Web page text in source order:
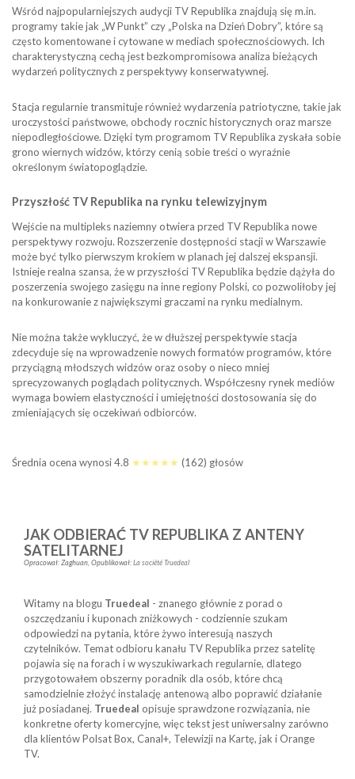
Wśród najpopularniejszych audycji TV Republika znajdują się m.in.
programy takie jak „W Punkt” czy „Polska na Dzień Dobry”, które są
często komentowane i cytowane w mediach społecznościowych. Ich
charakterystyczną cechą jest bezkompromisowa analiza bieżących
wydarzeń politycznych z perspektywy konserwatywnej.
Stacja regularnie transmituje również wydarzenia patriotyczne, takie jak
uroczystości państwowe, obchody rocznic historycznych oraz marsze
niepodległościowe. Dzięki tym programom TV Republika zyskała sobie
grono wiernych widzów, którzy cenią sobie treści o wyraźnie
określonym światopoglądzie.
Przyszłość TV Republika na rynku telewizyjnym
Wejście na multipleks naziemny otwiera przed TV Republika nowe
perspektywy rozwoju. Rozszerzenie dostępności stacji w Warszawie
może być tylko pierwszym krokiem w planach jej dalszej ekspansji.
Istnieje realna szansa, że w przyszłości TV Republika będzie dążyła do
poszerzenia swojego zasięgu na inne regiony Polski, co pozwoliłoby jej
na konkurowanie z największymi graczami na rynku medialnym.
Nie można także wykluczyć, że w dłuższej perspektywie stacja
zdecyduje się na wprowadzenie nowych formatów programów, które
przyciągną młodszych widzów oraz osoby o nieco mniej
sprecyzowanych poglądach politycznych. Współczesny rynek mediów
wymaga bowiem elastyczności i umiejętności dostosowania się do
zmieniających się oczekiwań odbiorców.
Średnia ocena wynosi4.8 ★★★★★ (162) głosów
JAK ODBIERAĆ TV REPUBLIKA Z ANTENY
SATELITARNEJ
Opracował: Zaghuan Opublikował:La société Truedeal
Witamy na blogu Truedeal - znanego głównie z porad o
oszczędzaniu i kuponach zniżkowych - codziennie szukam
odpowiedzi na pytania, które żywo interesują naszych
czytelników. Temat odbioru kanału TV Republika przez satelitę
pojawia się na forach i w wyszukiwarkach regularnie, dlatego
przygotowałem obszerny poradnik dla osób, które chcą
samodzielnie złożyć instalację antenową albo poprawić działanie
już posiadanej. Truedeal opisuje sprawdzone rozwiązania, nie
konkretne oferty komercyjne, więc tekst jest uniwersalny zarówno
dla klientów Polsat Box, Canal+, Telewizji na Kartę, jak i Orange
TV.